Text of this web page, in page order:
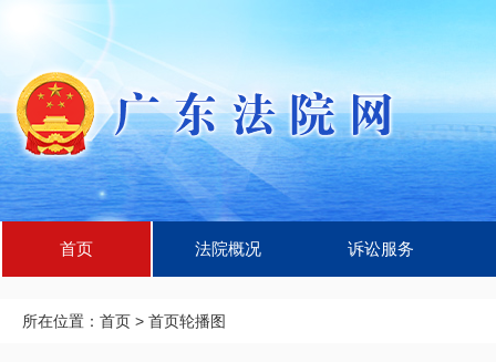
首页 法院概况 诉讼服务
所在位置： 首页 > 首页轮播图